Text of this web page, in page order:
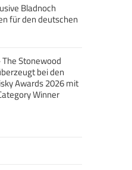
Bladnoch
für den deutschen
Stonewood
bei den
Awards 2026 mit
Winner